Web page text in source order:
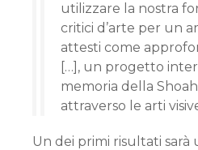
utilizzare la nostra
critici d’arte per un
attesti come
[…], un progetto
memoria della
attraverso le arti
Un dei primi risultati sarà